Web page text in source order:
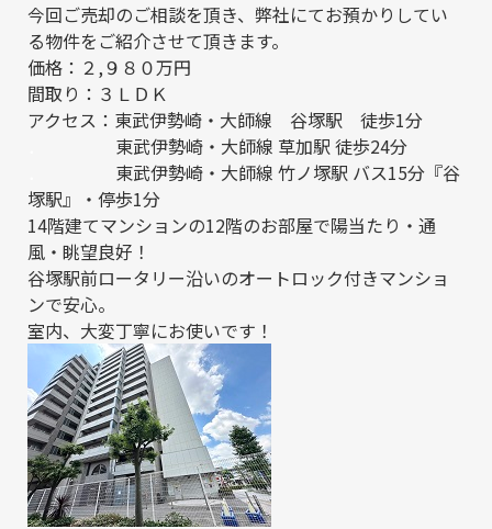
今回ご売却のご相談を頂き、弊社にてお預かりしてい
る物件をご紹介させて頂きます。
価格：２,９８０万円
間取り：３ＬＤＫ
アクセス：東武伊勢崎・大師線 谷塚駅 徒歩1分
東武伊勢崎・大師線 草加駅 徒歩24分
東武伊勢崎・大師線 竹ノ塚駅 バス15分『谷
塚駅』・停歩1分
14階建てマンションの12階のお部屋で陽当たり・通
風・眺望良好！
谷塚駅前ロータリー沿いのオートロック付きマンショ
ンで安心。
室内、大変丁寧にお使いです！